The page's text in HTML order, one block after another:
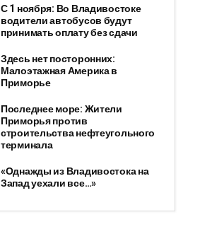
С 1 ноября: Во Владивостоке
водители автобусов будут
принимать оплату без сдачи
Здесь нет посторонних:
Малоэтажная Америка в
Приморье
Последнее море: Жители
Приморья против
строительства нефтеугольного
терминала
«Однажды из Владивостока на
Запад уехали все…»